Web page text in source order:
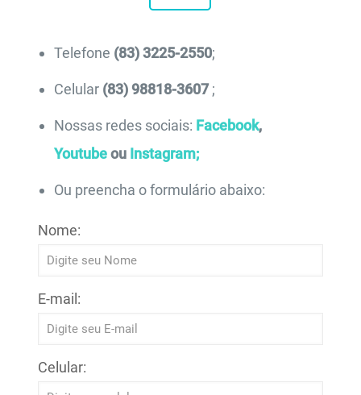
Telefone (83) 3225-2550;
Celular (83) 98818-3607 ;
Nossas redes sociais: Facebook,
Youtubeou Instagram;
Ou preencha o formulário abaixo:
Nome:
E-mail:
Celular: